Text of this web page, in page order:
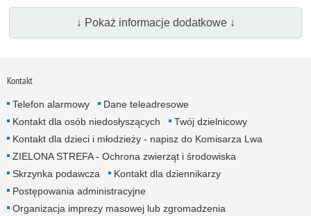
↓ Pokaż informacje dodatkowe ↓
Kontakt
Telefon alarmowy
Dane teleadresowe
Kontakt dla osób niedosłyszących
Twój dzielnicowy
Kontakt dla dzieci i młodzieży - napisz do Komisarza Lwa
ZIELONA STREFA - Ochrona zwierząt i środowiska
Skrzynka podawcza
Kontakt dla dziennikarzy
Postępowania administracyjne
Organizacja imprezy masowej lub zgromadzenia